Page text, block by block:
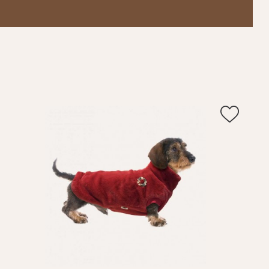
Зарегистрироваться